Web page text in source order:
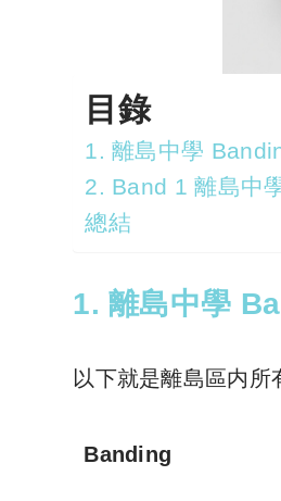
目錄
1. 離島中學
2. Band 1 離島中
總結
1. 離島中學
以下就是離島區内所
Banding